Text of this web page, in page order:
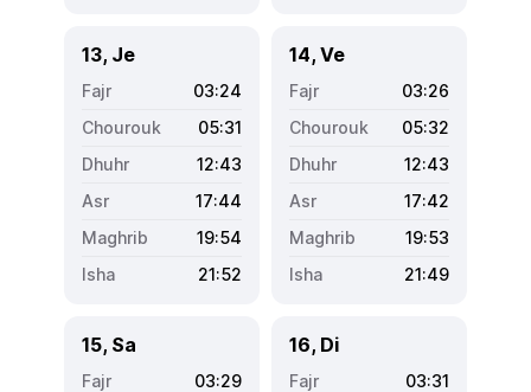
13, Je
03:24
05:31
12:43
17:44
19:54
21:52
14, Ve
03:26
05:32
12:43
17:42
19:53
21:49
15, Sa
03:29
16, Di
03:31